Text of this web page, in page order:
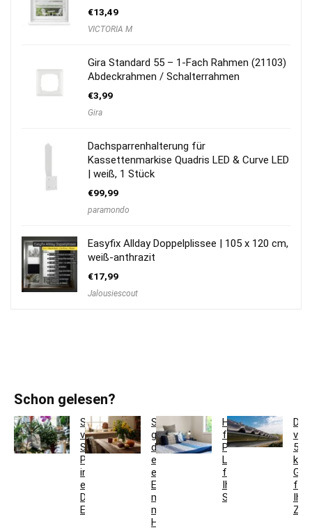
€13,49
VICTORIA M
Gira Standard 55 – 1-Fach Rahmen (21103)
Abdeckrahmen / Schalterrahmen
€3,99
Gira
Dachsparrenhalterung für
Kassettenmarkise Quadris LED & Curve LED
| weiß, 1 Stück
€99,99
paramondo
Easyfix Allday Doppelplissee | 105 x 120 cm,
weiß-anthrazit
€17,99
Jalousiescout
Schon gelesen?
So
verwandeln
Sie
Pflanzgefäße
in
einzigartige
Deko-
Elemente
So
gestaltest
du
ein
einladendes
Esszimmer
mit
modernen
Holzmöbeln
Hotelbettwäsche
für
Privatkunden:
Luxus
für
Ihr
Schlafzimmer
5
für
Ihr